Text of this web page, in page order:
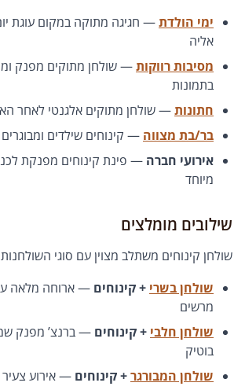
ימי הולדת— חגיגה מתוקה במקום עוגת
אליה
מסיבות רווקות— שולחן מתוקים מפנק
בתמונות
חתונות— שולחן מתוקים אלגנטי לאחר
בר/בת מצווה — קינוחים שילדים
אירועי חברה — פינת קינוחים מפנקת
מיוחד
שילובים מומלצים
שולחן קינוחים משתלב מצוין עם סוגי
שולחן בשרי + קינוחים — ארוחה מלאה
מרשים
שולחן חלבי + קינוחים — ברנצ’ מפנק
בוטיק
שולחן המבורגר+ קינוחים — אירוע